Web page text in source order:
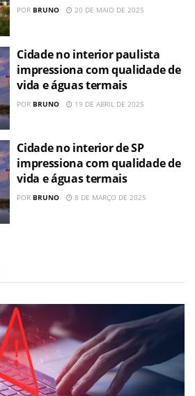
POR BRUNO 20 DE MAIO DE 2025
Cidade no interior paulista
impressiona com qualidade de
vida e águas termais
POR BRUNO 19 DE ABRIL DE 2025
Cidade no interior de SP
impressiona com qualidade de
vida e águas termais
POR BRUNO 8 DE MARÇO DE 2025